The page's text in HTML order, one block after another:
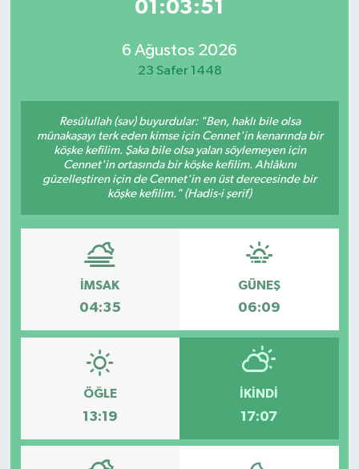
01:03:51
6 Ağustos 2026
23 Safer 1448
Resûlullah (sav) buyurdular: "Ben, haklı bile olsa
münakaşayı terk eden kimse için Cennet'in kenarında bir
köşke kefilim. Şaka bile olsa yalan söylemeyen için
Cennet'in ortasında bir köşke kefilim. Ahlâkını
güzelleştiren için de Cennet'in en üst derecesinde bir
köşke kefilim." (Hadis-i şerif)
İMSAK
04:35
GÜNEŞ
06:09
ÖĞLE
13:19
İKINDI
17:07